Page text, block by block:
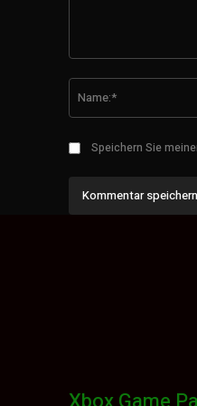
Speichern Sie